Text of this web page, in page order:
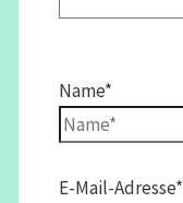
Name*
E-Mail-Adresse*